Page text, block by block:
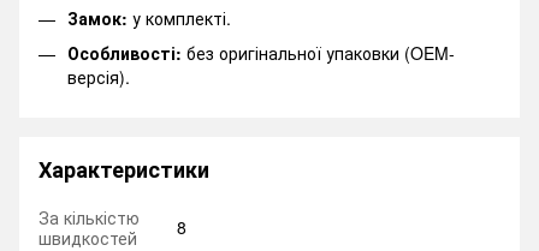
Замок: у комплекті.
Особливості: без оригінальної упаковки (OEM-
версія).
Характеристики
За кількістю
швидкостей
8